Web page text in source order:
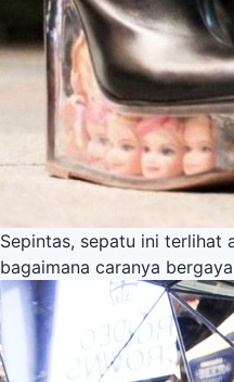
Sepintas, sepatu ini terlihat
bagaimana caranya